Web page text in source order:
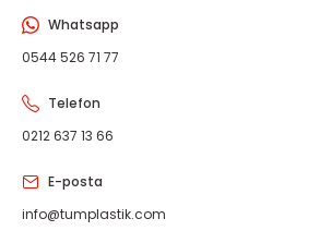
Whatsapp
0544 526 71 77
Telefon
0212 637 13 66
E-posta
info@tumplastik.com